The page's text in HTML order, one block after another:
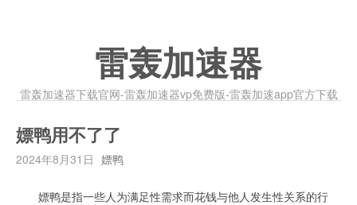
雷轰加速器
雷轰加速器下载官网-雷轰加速器vp免费版-雷轰加速app官方下载
嫖鸭用不了了
2024年8月31日 嫖鸭
嫖鸭是指一些人为满足性需求而花钱与他人发生性关系的行